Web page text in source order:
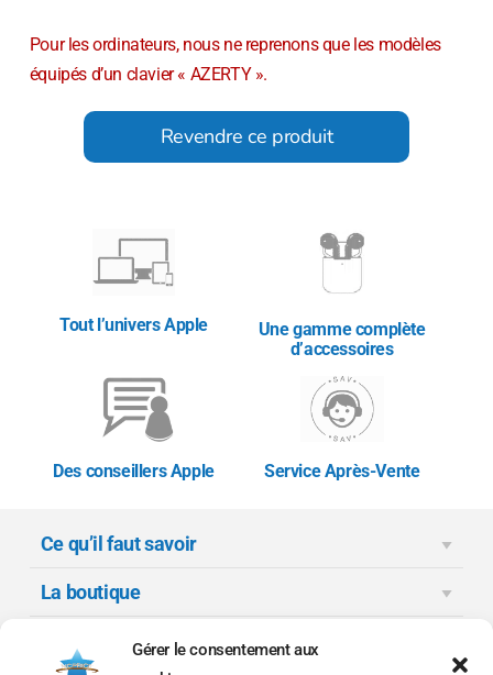
Gérer le consentement aux
Pour les ordinateurs, nous ne reprenons que les modèles
équipés d’un clavier « AZERTY ».
Revendre ce produit
Tout l’univers Apple
Une gamme complète
d’accessoires
Des conseillers Apple Service Après-Vente
Ce qu’il faut savoir
La boutique
Moyens de paiement